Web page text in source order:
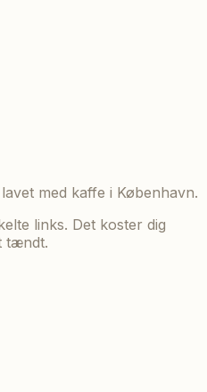
med kaffe i København.
links. Det koster dig
tændt.